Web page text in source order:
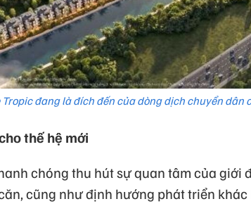
Tropic đang là đích đến của dòng dịch chuyển dân
thế hệ mới
chóng thu hút sự quan tâm của giới
cũng như định hướng phát triển khác